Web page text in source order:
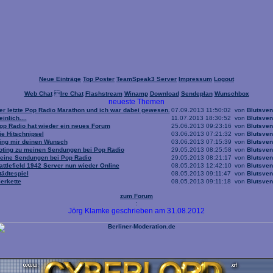
Neue Einträge Top Poster TeamSpeak3 Server Impressum Logout
Web ChatIrc Chat Flashstream Winamp Download Sendeplan Wunschbox
neueste Themen
letzte Pop Radio Marathon und ich war dabei gewesen. 07.09.2013 11:50:02 von
11.07.2013 18:30:52 von
Radio hat wieder ein neues Forum
25.06.2013 09:23:16 von
Hitschnipsel
03.06.2013 07:21:32 von
mir deinen Wunsch
03.06.2013 07:15:39 von
zu meinen Sendungen bei Pop Radio
29.05.2013 08:25:58 von
Sendungen bei Pop Radio
29.05.2013 08:21:17 von
1942 Server nun wieder Online
08.05.2013 12:42:10 von
08.05.2013 09:11:47 von
08.05.2013 09:11:18 von
zum Forum
:
Jörg Klamke geschrieben am 31.08.2012